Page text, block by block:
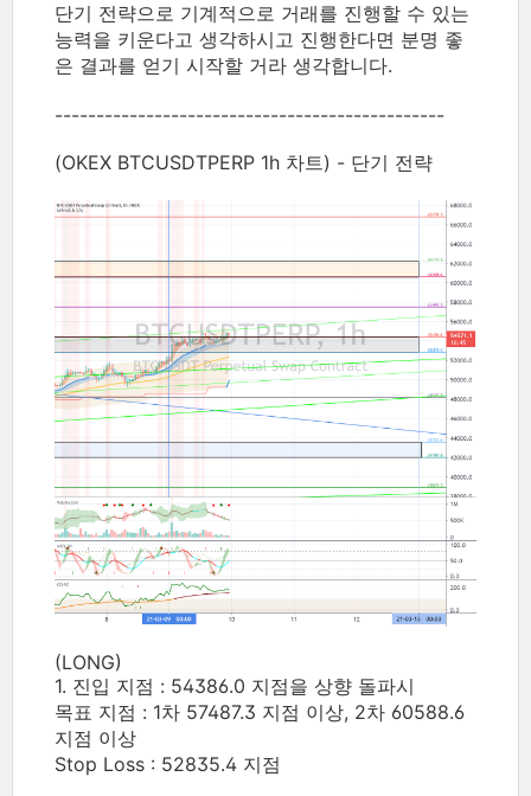
단기 전략으로 기계적으로 거래를 진행할 수 있는
능력을 키운다고 생각하시고 진행한다면 분명 좋
은 결과를 얻기 시작할 거라 생각합니다.
-----------------------------------------------
(OKEX BTCUSDTPERP 1h 차트) - 단기 전략
(LONG)
1. 진입 지점 : 54386.0 지점을 상향 돌파시
목표 지점 : 1차 57487.3 지점 이상, 2차 60588.6
지점 이상
Stop Loss : 52835.4 지점